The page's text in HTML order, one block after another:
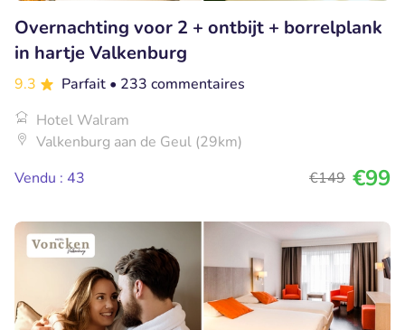
Overnachting voor 2 + ontbijt + borrelplank
in hartje Valkenburg
9.3 Parfait • 233 commentaires
Hotel Walram
Valkenburg aan de Geul (29km)
Vendu : 43
€149 €99